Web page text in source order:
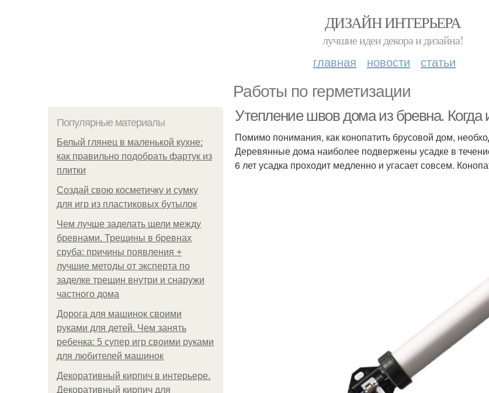
ДИЗАЙН ИНТЕРЬЕРА
лучшие идеи декора и дизайна!
главная новости статьи
Работы по герметизации
Популярные материалы
Белый глянец в маленькой кухне:
как правильно подобрать фартук из
плитки
Создай свою косметичку и сумку
для игр из пластиковых бутылок
Чем лучше заделать щели между
бревнами. Трещины в бревнах
сруба: причины появления +
лучшие методы от эксперта по
заделке трещин внутри и снаружи
частного дома
Дорога для машинок своими
руками для детей. Чем занять
ребенка: 5 супер игр своими руками
для любителей машинок
Декоративный кирпич в интерьере.
Декоративный кирпич для
Утепление швов дома из бревна. Когда
Помимо понимания, как конопатить брусовой дом,
Деревянные дома наиболее подвержены усадке в
6 лет усадка проходит медленно и угасает совсем.